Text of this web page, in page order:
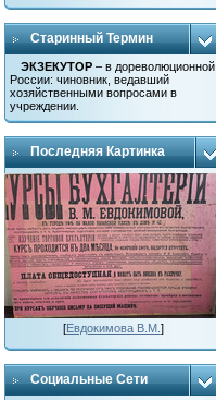
Старинный Термин
ЭКЗЕКУТОР – в дореволюционной
России: чиновник, ведавший
хозяйственными вопросами в
учреждении.
Последняя Картинка
[Евдокимова В.М. ]
Социальные Сети